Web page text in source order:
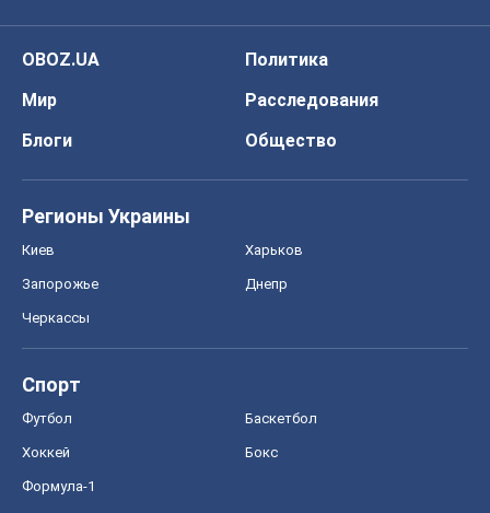
OBOZ.UA
Политика
Мир
Расследования
Блоги
Общество
Регионы Украины
Киев Харьков
Запорожье Днепр
Черкассы
Спорт
Футбол Баскетбол
Хоккей Бокс
Формула-1